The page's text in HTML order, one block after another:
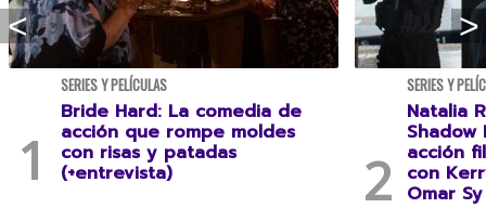
SERIES Y PELÍCULAS
Bride Hard: La comedia de
acción que rompe moldes
con risas y patadas
(+entrevista)
SERIES Y
Natalia
acción
con
Omar